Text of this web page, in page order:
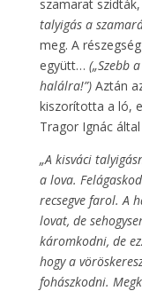
szamarat
talyigás a
meg. A
együtt… („Szebb
halálra!”)Aztán
kiszorította a ló,
Tragor Ignác
„A kisváci
a lova.
recsegve farol. A
lovat, de
káromkodni, de
hogy a
fohászkodni.